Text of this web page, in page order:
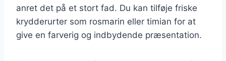
anret det på et stort fad. Du kan tilføje friske
krydderurter som rosmarin eller timian for at
give en farverig og indbydende præsentation.